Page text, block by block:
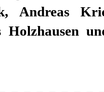
Andreas
Holzhausen